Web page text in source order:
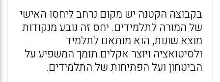
בקבוצה הקטנה יש מקום נרחב ליחסו האישי
של המורה לתלמידים. יחס זה נובע מנקודות
מוצא שונות, הוא מותאם לתלמיד
ולסיטואציה ויוצר אקלים תומך המשפיע על
הביטחון ועל הפתיחות של התלמידים.